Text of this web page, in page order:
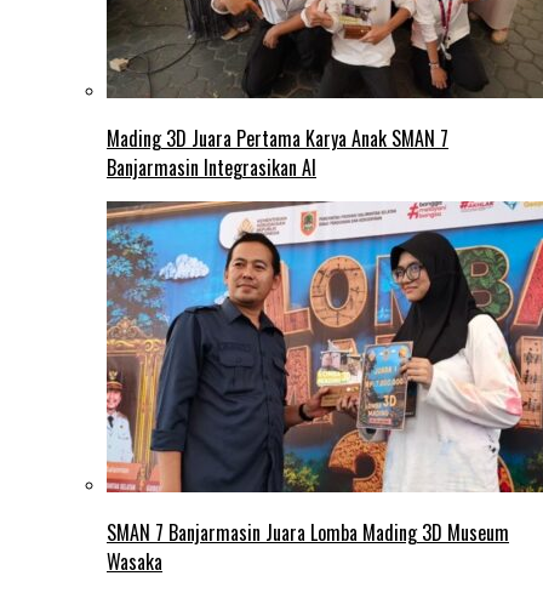
Mading 3D Juara Pertama Karya Anak SMAN 7
Banjarmasin Integrasikan AI
SMAN 7 Banjarmasin Juara Lomba Mading 3D Museum
Wasaka